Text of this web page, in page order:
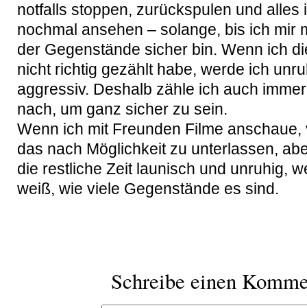
notfalls stoppen, zurückspulen und alles
nochmal ansehen – solange, bis ich mir
der Gegenstände sicher bin. Wenn ich
nicht richtig gezählt habe, werde ich
aggressiv. Deshalb zähle ich auch
nach, um ganz sicher zu sein.
Wenn ich mit Freunden Filme
das nach Möglichkeit zu unterlassen,
die restliche Zeit launisch und unruhig,
weiß, wie viele Gegenstände es sind.
Schreibe einen